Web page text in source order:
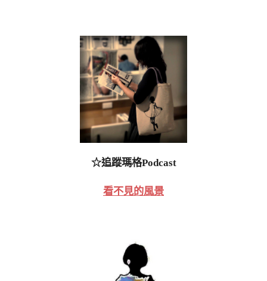
☆追蹤瑪格Podcast
看不見的風景